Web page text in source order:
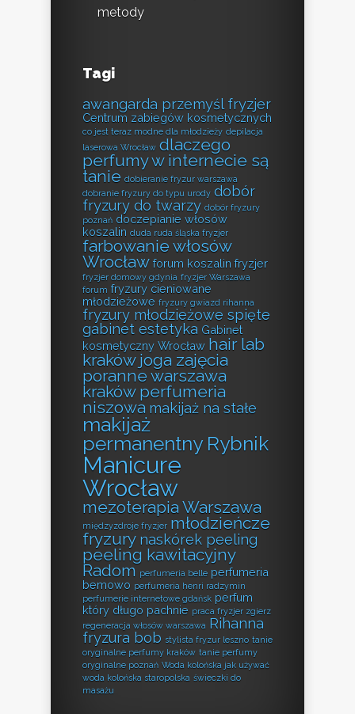
metody
Tagi
awangarda przemyśl fryzjer
Centrum zabiegów kosmetycznych
co jest teraz modne dla młodzieży depilacja
laserowa Wrocław dlaczego
perfumy w internecie są
tanie dobieranie fryzur warszawa
dobranie fryzury do typu urody dobór
fryzury do twarzy dobór fryzury
poznań doczepianie włosów
koszalin duda ruda śląska fryzjer
farbowanie włosów
Wrocław forum koszalin fryzjer
fryzjer domowy gdynia fryzjer Warszawa
forum fryzury cieniowane
młodzieżowe fryzury gwiazd rihanna
fryzury młodzieżowe spięte
gabinet estetyka Gabinet
kosmetyczny Wrocław hair lab
kraków joga zajęcia
poranne warszawa
kraków perfumeria
niszowa makijaż na stałe
makijaż
permanentny Rybnik
Manicure
Wrocław
mezoterapia Warszawa
międzyzdroje fryzjer młodzieńcze
fryzury naskórek peeling
peeling kawitacyjny
Radom perfumeria belle perfumeria
bemowo perfumeria henri radzymin
perfumerie internetowe gdańsk perfum
który długo pachnie praca fryzjer zgierz
regeneracja włosów warszawa Rihanna
fryzura bob stylista fryzur leszno tanie
oryginalne perfumy kraków tanie perfumy
oryginalne poznań Woda kolońska jak używać
woda kolońska staropolska świeczki do
masażu